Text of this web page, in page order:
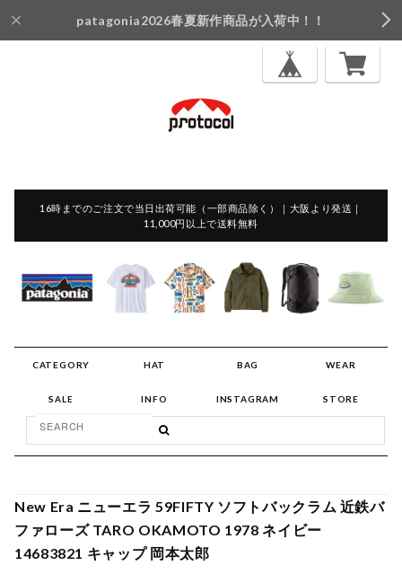
patagonia2026春夏新作商品が入荷中！！
16時までのご注文で当日出荷可能（一部商品除く）｜大阪より発送｜
11,000円以上で送料無料
CATEGORY HAT BAG WEAR
SALE INFO INSTAGRAM STORE
New Era ニューエラ 59FIFTY ソフトバックラム 近鉄バ
ファローズ TARO OKAMOTO 1978 ネイビー
14683821 キャップ 岡本太郎